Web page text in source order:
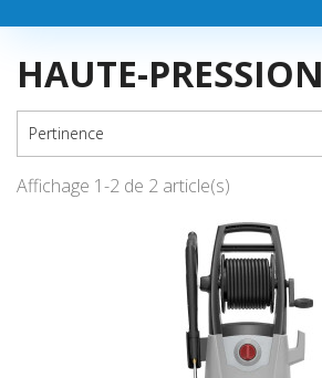
HAUTE-PRESSION
Pertinence
Affichage 1-2 de 2 article(s)